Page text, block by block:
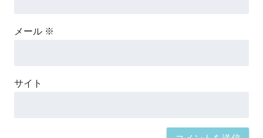
メール ※
サイト